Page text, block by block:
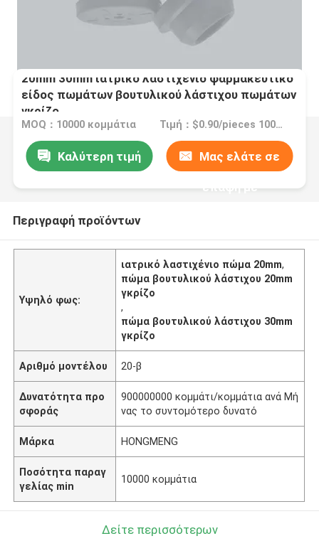
20mm 30mm ιατρικό λαστιχένιο φαρμακευτικό
είδος πωμάτων βουτυλικού λάστιχου πωμάτων
γκρίζο
MOQ：10000 κομμάτια Τιμή：$0.90/pieces 10000-49999 pieces
Καλύτερη τιμή Μας ελάτε σε
επαφή με
Περιγραφή προϊόντων
Υψηλό φως:
ιατρικό λαστιχένιο πώμα 20mm,
πώμα βουτυλικού λάστιχου 20mm
γκρίζο
,
πώμα βουτυλικού λάστιχου 30mm
γκρίζο
Αριθμό μοντέλου 20-β
Δυνατότητα προ
σφοράς
900000000 κομμάτι/κομμάτια ανά Μή
νας το συντομότερο δυνατό
Μάρκα HONGMENG
Ποσότητα παραγ
γελίας min
10000 κομμάτια
Δείτε περισσότερων